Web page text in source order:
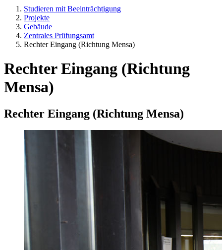
Studieren mit Beeinträchtigung
Projekte
Gebäude
Zentrales Prüfungsamt
Rechter Eingang (Richtung Mensa)
Rechter Eingang (Richtung
Mensa)
Rechter Eingang (Richtung Mensa)